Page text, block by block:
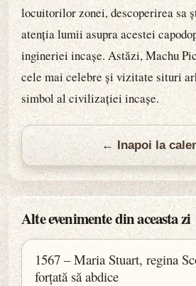
locuitorilor zonei, descoperirea sa
atenția lumii asupra acestei
ingineriei incașe. Astăzi, Machu
cele mai celebre și vizitate situri
simbol al civilizației incașe.
← Inapoi la
Alte evenimente din aceasta zi
1567 – Maria Stuart, regina
forțată să abdice